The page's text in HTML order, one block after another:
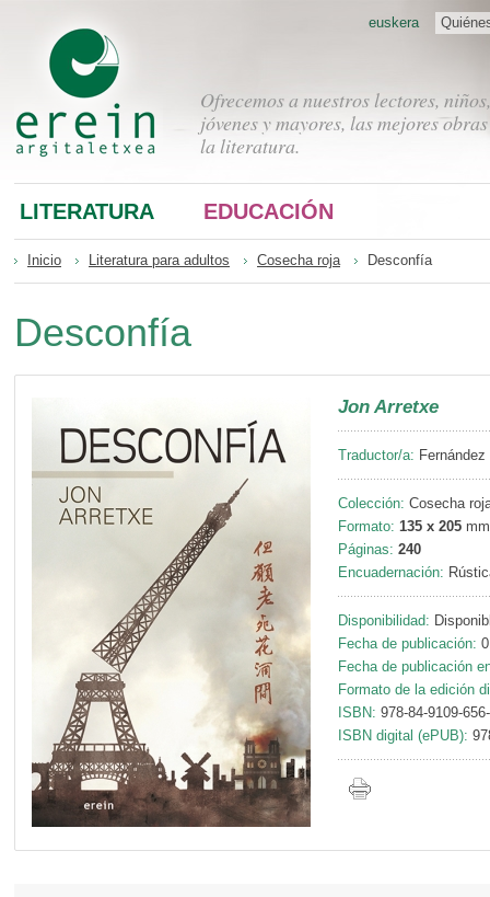
Ofrecemos a nuestros lectores, niños,
jóvenes y mayores, las mejores
la literatura.
euskera
LITERATURA EDUCACIÓN
Inicio Literatura para adultos Cosecha roja Desconfía
Desconfía
Jon Arretxe
Traductor/a:
Colección: Cosecha
Formato: 135 x 205 mm
Páginas: 240
Encuadernación:
Disponibilidad:
Fecha de publicación:
Fecha de publicación
Formato de la edición
ISBN: 978-84-9109-
ISBN digital (ePUB):